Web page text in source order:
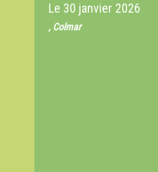
Le 30 janvier 2026
, Colmar